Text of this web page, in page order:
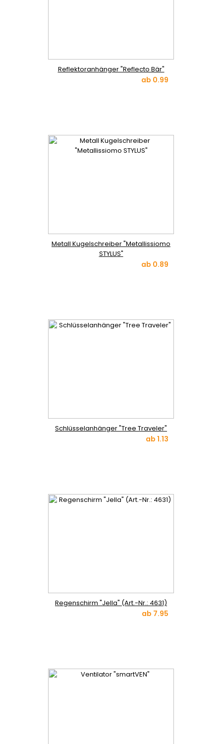
Reflektoranhänger "Reflecto Bär"
ab 0.99
Metall Kugelschreiber "Metallissiomo
STYLUS"
ab 0.89
Schlüsselanhänger "Tree Traveler"
ab 1.13
Regenschirm "Jella" (Art.-Nr.: 4631)
ab 7.95